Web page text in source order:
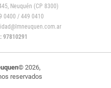
Neuquén (CP 8300)
0400 / 449 0410
97810291
© 2026,
reservados